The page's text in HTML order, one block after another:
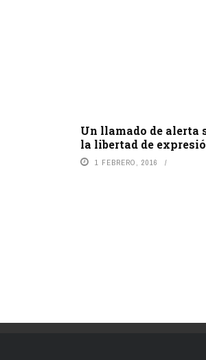
Un llamado de alerta
la libertad de
1 FEBRERO, 2016